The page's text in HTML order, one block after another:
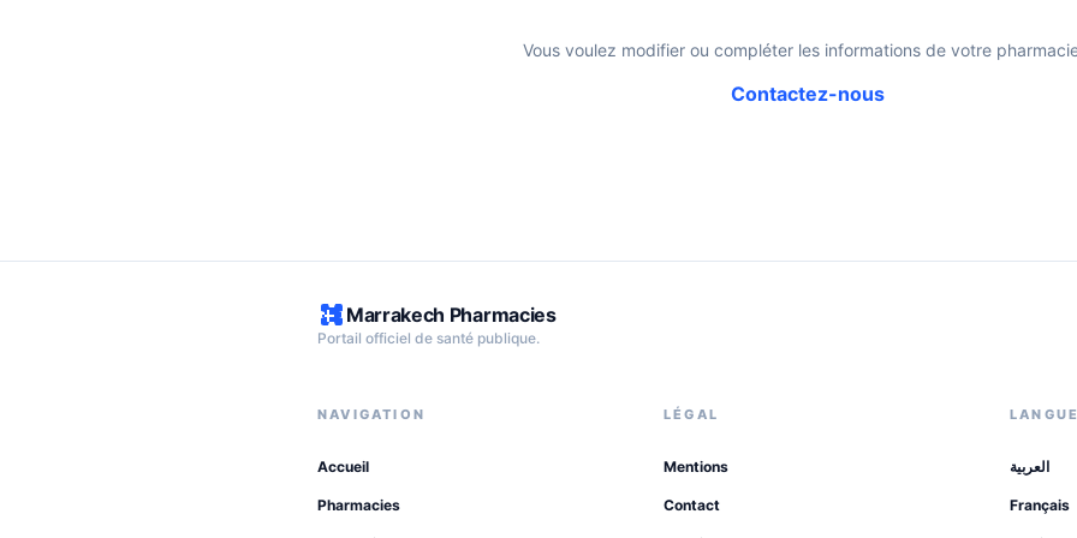
Vous voulez modifier ou compléter les informations de votre
Contactez-nous
Marrakech Pharmacies
Portail officiel de santé publique.
NAVIGATION
Accueil
Pharmacies
LÉGAL
Mentions
Contact
العربية
Français